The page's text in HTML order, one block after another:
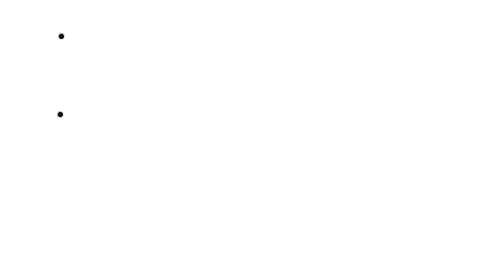
E-commerce Chatbot: How to
and Boost Sales ?